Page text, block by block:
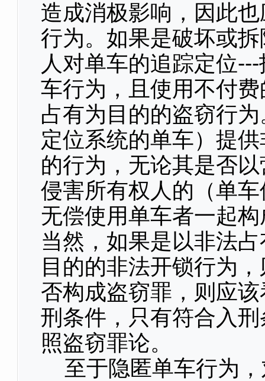
造成消极影响，因此
行为。如果是破坏或
人对单车的追踪定位
车行为，且使用不付
占有为目的的盗窃行
定位系统的单车）提
的行为，无论其是否
侵害所有权人的（单
无偿使用单车者一起
当然，如果是以非法
目的的非法开锁行为
否构成盗窃罪，则应
刑条件，只有符合入
照盗窃罪论。
至于隐匿单车行为，